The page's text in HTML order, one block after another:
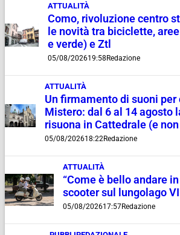
ATTUALITÀ
Como, rivoluzione centro
le novità tra biciclette,
e verde) e Ztl
05/08/202619:58 Redazione
ATTUALITÀ
Un firmamento di suoni per
Mistero: dal 6 al 14 agosto
risuona in Cattedrale (e
05/08/202618:22Redazione
ATTUALITÀ
“Come è bello andare
scooter sul lungolago
05/08/202617:57Redazione